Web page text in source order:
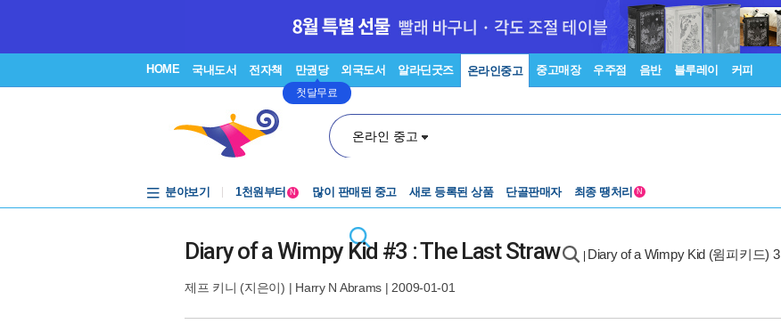
HOME 국내도서 전자책 만권당
첫달무료
외국도서 알라딘굿즈 온라인중고 중고매장 우주점 음반 블루레이 커피
온라인 중고
분야보기
1천원부터
N 많이 판매된 중고 새로 등록된 상품 단골판매자 최종 땡처리 N
Diary of a Wimpy Kid #3 : The Last Straw Diary of a Wimpy Kid (윔피키드) 3
제프 키니 (지은이) | Harry N Abrams | 2009-01-01